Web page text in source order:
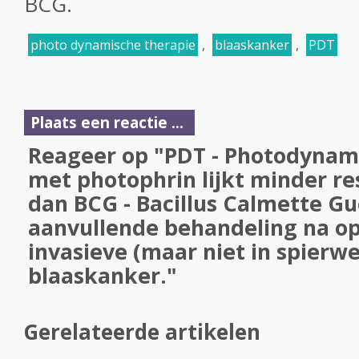
photo dynamische therapie , blaaskanker , PDT
Plaats een reactie ...
Reageer op "PDT -
met photophrin lijkt minder
dan BCG - Bacillus Calmette
aanvullende behandeling na
invasieve (maar niet in
blaaskanker."
Gerelateerde artikelen